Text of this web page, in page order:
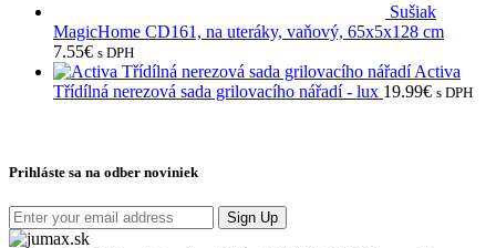
Sušiak
MagicHome CD161, na uteráky, vaňový, 65x5x128 cm
7.55€ s DPH
Activa
Třídílná nerezová sada grilovacího nářadí - lux 19.99€ s DPH
Prihláste sa na odber noviniek
Sign Up